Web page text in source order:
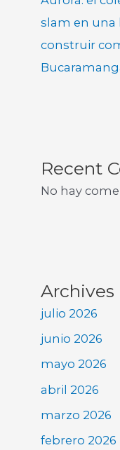
slam en una
construir
Recent
No hay
Archives
julio 2026
junio 2026
mayo 2026
abril 2026
marzo 2026
febrero 2026